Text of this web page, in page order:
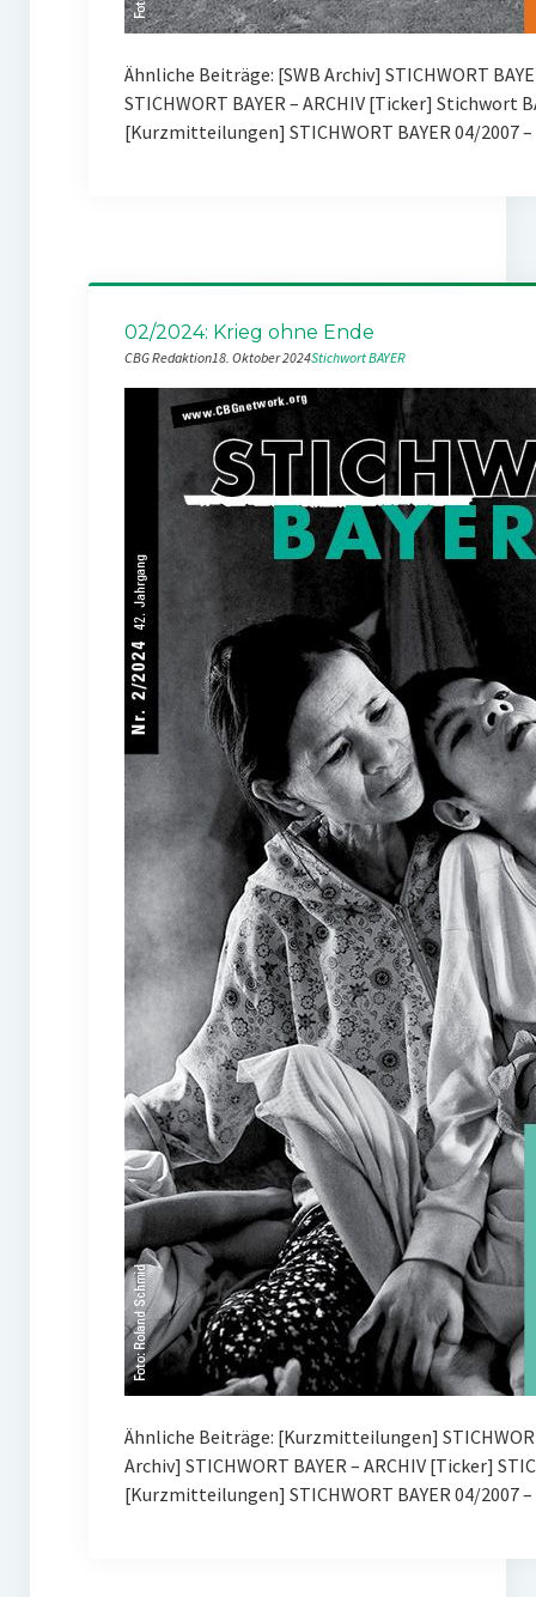
Ähnliche Beiträge: [SWB Archiv] STICHWORT
STICHWORT BAYER – ARCHIV [Ticker] Stichwort
[Kurzmitteilungen] STICHWORT BAYER 04/2007
02/2024: Krieg ohne Ende
CBG Redaktion18. Oktober 2024Stichwort BAYER
Ähnliche Beiträge: [Kurzmitteilungen]
Archiv] STICHWORT BAYER – ARCHIV [Ticker]
[Kurzmitteilungen] STICHWORT BAYER 04/2007